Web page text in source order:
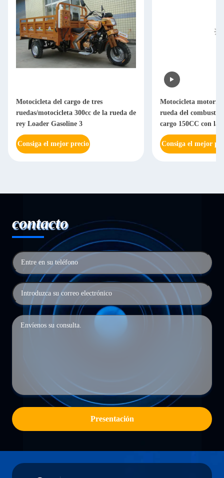
Motocicleta del cargo de tres
ruedas/motocicleta 300cc de la rueda de
rey Loader Gasoline 3
Consiga el mejor precio
Motocicleta
rueda del
cargo 150CC con la
Consiga el mejor
contacto
Presentación